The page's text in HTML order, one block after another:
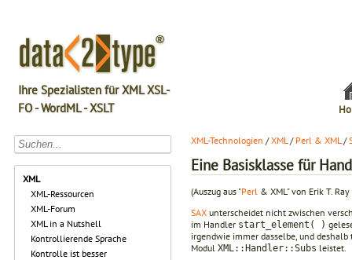
Ihre Spezialisten für XML XSL-
FO - WordML - XSLT
XML
XML-Ressourcen
XML-Forum
XML in a Nutshell
Kontrollierende Sprache
Kontrolle ist besser
XML-Technologien /XML/ Perl & XML/
Eine Basisklasse für
(Auszug aus "Perl & XML" von Erik T.
SAX unterscheidet nicht zwischen
im Handler start_element( )
irgendwie immer dasselbe, und deshalb
Modul XML::Handler::Subs leistet.